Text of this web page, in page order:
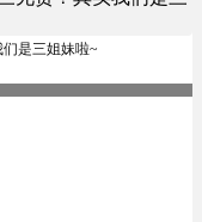
是三姐妹啦~